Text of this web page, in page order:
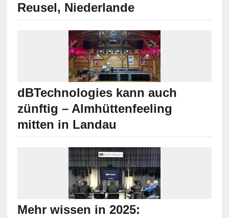
Reusel, Niederlande
dBTechnologies kann auch
zünftig – Almhüttenfeeling
mitten in Landau
Mehr wissen in 2025: